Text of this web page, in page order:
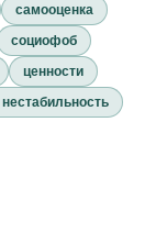
самооценка
социофоб
ценности